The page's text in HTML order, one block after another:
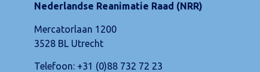
Nederlandse Reanimatie Raad (NRR)
Mercatorlaan 1200
3528 BL Utrecht
Telefoon: +31 (0)88 732 72 23